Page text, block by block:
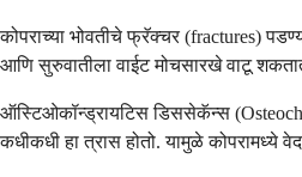
कोपराच्या भोवतीचे फ्रॅक्चर (fractures)
आणि सुरुवातीला वाईट मोचसारखे वाटू
ऑस्टिओकॉन्ड्रायटिस डिससेकॅन्स
कधीकधी हा त्रास होतो. यामुळे